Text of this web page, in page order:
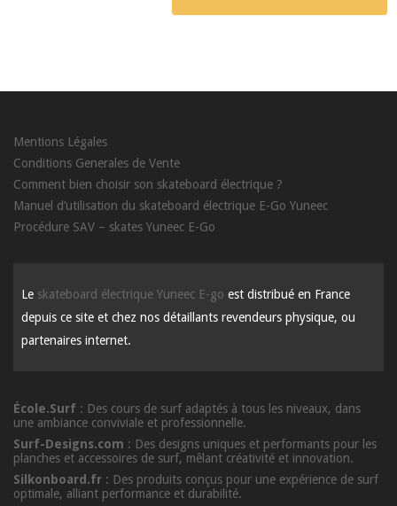
Mentions Légales
Conditions Generales de Vente
Comment bien choisir son skateboard électrique ?
Manuel d’utilisation du skateboard électrique E-Go Yuneec
Procédure SAV – skates Yuneec E-Go
Le skateboard électrique Yuneec E-go est distribué en France
depuis ce site et chez nos détaillants revendeurs physique, ou
partenaires internet.
École.Surf : Des cours de surf adaptés à tous les niveaux, dans
une ambiance conviviale et professionnelle.
Surf-Designs.com : Des designs uniques et performants pour les
planches et accessoires de surf, mêlant créativité et innovation.
Silkonboard.fr : Des produits conçus pour une expérience de surf
optimale, alliant performance et durabilité.